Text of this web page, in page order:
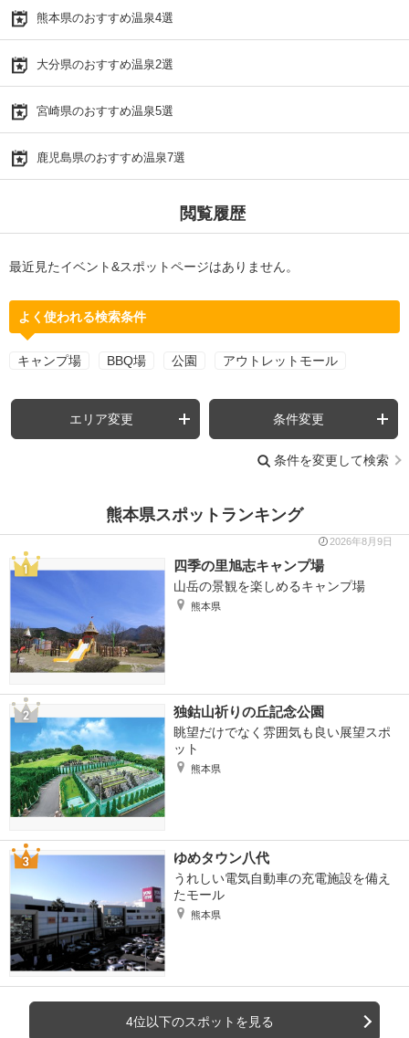
熊本県のおすすめ温泉4選
大分県のおすすめ温泉2選
宮崎県のおすすめ温泉5選
鹿児島県のおすすめ温泉7選
閲覧履歴
最近見たイベント&スポットページはありません。
よく使われる検索条件
キャンプ場 BBQ場 公園 アウトレットモール
エリア変更 条件変更
条件を変更して検索
熊本県スポットランキング
2026年8月9日
四季の里旭志キャンプ場
山岳の景観を楽しめるキャンプ場
熊本県
独鈷山祈りの丘記念公園
眺望だけでなく雰囲気も良い展望スポ
ット
熊本県
ゆめタウン八代
うれしい電気自動車の充電施設を備え
たモール
熊本県
4位以下のスポットを見る